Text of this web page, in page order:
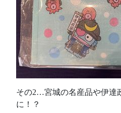
その2…宮城の名産品や伊達
に！？